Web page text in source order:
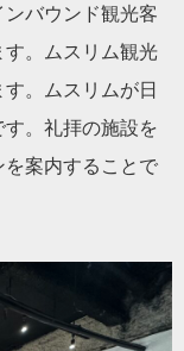
バウンド観光客
。ムスリム観光
。ムスリムが日
。礼拝の施設を
案内することで